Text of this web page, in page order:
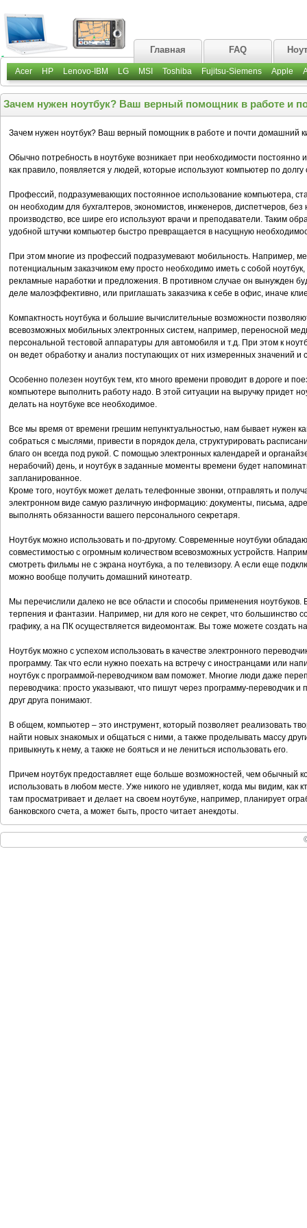
Главная FAQ
Acer HP Lenovo-IBM LG MSI Toshiba Fujitsu-Siemens Apple
Зачем нужен ноутбук? Ваш верный помощник в работе и
Зачем нужен ноутбук? Ваш верный помощник в работе и почти домашний
Обычно потребность в ноутбуке возникает при необходимости постоянно
как правило, появляется у людей, которые используют компьютер по
Профессий, подразумевающих постоянное использование компьютера,
он необходим для бухгалтеров, экономистов, инженеров, диспетчеров,
производство, все шире его используют врачи и преподаватели. Таким
удобной штучки компьютер быстро превращается в насущную
При этом многие из профессий подразумевают мобильность. Например,
потенциальным заказчиком ему просто необходимо иметь с собой
рекламные наработки и предложения. В противном случае он вынужден
деле малоэффективно, или приглашать заказчика к себе в офис, иначе
Компактность ноутбука и большие вычислительные возможности
всевозможных мобильных электронных систем, например, переносной
персональной тестовой аппаратуры для автомобиля и т.д. При этом к
он ведет обработку и анализ поступающих от них измеренных значений и
Особенно полезен ноутбук тем, кто много времени проводит в дороге и
компьютере выполнить работу надо. В этой ситуации на выручку придет
делать на ноутбуке все необходимое.
Все мы время от времени грешим непунктуальностью, нам бывает нужен
собраться с мыслями, привести в порядок дела, структурировать
благо он всегда под рукой. С помощью электронных календарей и
нерабочий) день, и ноутбук в заданные моменты времени будет
запланированное.
Кроме того, ноутбук может делать телефонные звонки, отправлять и
электронном виде самую различную информацию: документы, письма,
выполнять обязанности вашего персонального секретаря.
Ноутбук можно использовать и по-другому. Современные ноутбуки
совместимостью с огромным количеством всевозможных устройств.
смотреть фильмы не с экрана ноутбука, а по телевизору. А если еще
можно вообще получить домашний кинотеатр.
Мы перечислили далеко не все области и способы применения ноутбуков.
терпения и фантазии. Например, ни для кого не секрет, что
графику, а на ПК осуществляется видеомонтаж. Вы тоже можете создать
Ноутбук можно с успехом использовать в качестве электронного
программу. Так что если нужно поехать на встречу с иностранцами или
ноутбук с программой-переводчиком вам поможет. Многие люди даже
переводчика: просто указывают, что пишут через программу-переводчик
друг друга понимают.
В общем, компьютер – это инструмент, который позволяет реализовать
найти новых знакомых и общаться с ними, а также проделывать массу
привыкнуть к нему, а также не бояться и не лениться использовать его.
Причем ноутбук предоставляет еще больше возможностей, чем обычный
использовать в любом месте. Уже никого не удивляет, когда мы видим, как
там просматривает и делает на своем ноутбуке, например, планирует
банковского счета, а может быть, просто читает анекдоты.